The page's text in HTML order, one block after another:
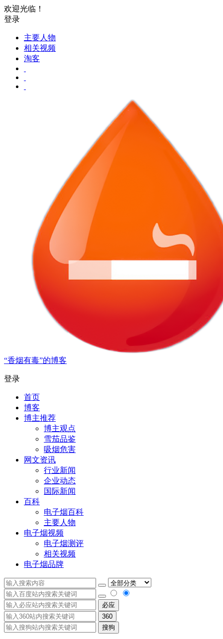
欢迎光临！
登录
主要人物
相关视频
淘客
“香烟有毒”的博客
登录
首页
博客
博主推荐
博主观点
雪茄品鉴
吸烟危害
网文资讯
行业新闻
企业动态
国际新闻
百科
电子烟百科
主要人物
电子烟视频
电子烟测评
相关视频
电子烟品牌
必应
360
搜狗